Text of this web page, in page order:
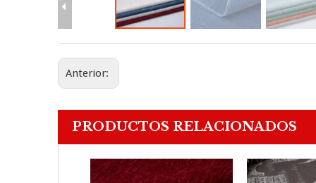
Anterior:
PRODUCTOS RELACIONADOS